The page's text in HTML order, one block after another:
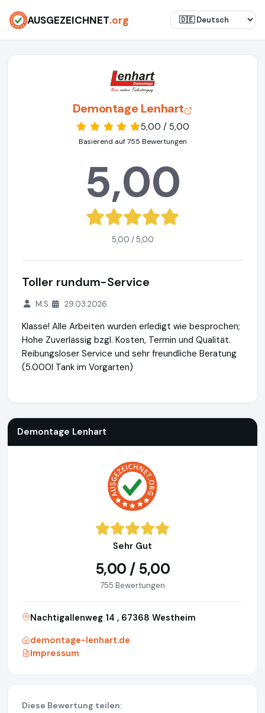
AUSGEZEICHNET.org
Demontage Lenhart
5,00 / 5,00
Basierend auf 755 Bewertungen
5,00
5,00 / 5,00
Toller rundum-Service
M.S. 29.03.2026
Klasse! Alle Arbeiten wurden erledigt wie besprochen;
Hohe Zuverlässig bzgl. Kosten, Termin und Qualität.
Reibungsloser Service und sehr freundliche Beratung
(5.000l Tank im Vorgarten)
Demontage Lenhart
Sehr Gut
5,00 / 5,00
755 Bewertungen
Nachtigallenweg 14 , 67368 Westheim
demontage-lenhart.de
Impressum
Diese Bewertung teilen: